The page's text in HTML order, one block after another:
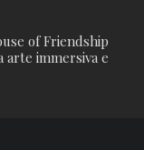
of Friendship
arte immersiva e